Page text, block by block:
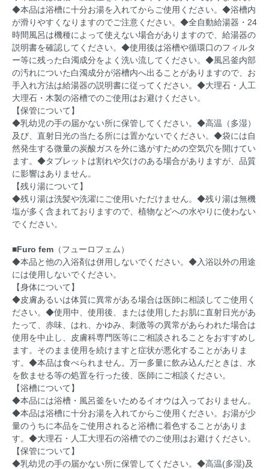
◆本品は浴槽に十分お湯を入れてからご使用ください。◆浴槽内
が滑りやすくなりますのでご注意ください。◆全自動給湯器・24
時間風呂は機種によって使えない場合がありますので、給湯器の
説明書を確認してください。◆使用後は浴槽や循環口のフィルタ
ー等に残った白濁成分をよく洗い流してください。◆風呂釜内部
の汚れについた白濁成分が浴槽内へ出ることがありますので、お
手入れ方法は給湯器の説明書に従ってください。◆大理石・人工
大理石・木製の浴槽でのご使用はお避けください。
【保管について】
◆乳幼児の手の届かない所に保管してください。◆高温（多湿）
及び、直射日光の当たる所には置かないでください。◆袋には自
然発生する微量の炭酸ガスを外に逃がすための空気穴を開けてい
ます。◆タブレットは割れや欠けのある場合がありますが、品質
に影響はありません。
【残り湯について】
◆残り湯は洗髪や洗濯にご使用いただけません。◆残り湯は無機
塩が多く含まれておりますので、植物などへの水やりに使わない
でください。
■Furo fem （フューロフェム）
◆本品と他の入浴剤は併用しないでください。◆入浴以外の用途
には使用しないでください。
【身体について】
◆皮膚あるいは体質に異常がある場合は医師に相談してご使用く
ださい。◆使用中、使用後、または使用したお肌に直射日光があ
たって、赤味、はれ、かゆみ、刺激等の異常があらわれた場合は
使用を中止し、皮膚科専門医等にご相談されることをおすすめし
ます。そのまま使用を続けますと症状が悪化することがありま
す。◆本品は食べられません。万一多量に飲み込んだときは、水
を飲ませる等の処置を行った後、医師にご相談ください。
【浴槽について】
◆本品には浴槽・風呂釜をいためるイオウは入っておりません。
◆本品は浴槽に十分お湯を入れてからご使用ください。お湯が少
量のうちに本品をご使用されると浴槽に着色することがありま
す。◆大理石・人工大理石の浴槽でのご使用はお避けください。
【保管について】
◆乳幼児の手の届かない所に保管してください。◆高温(多湿)及